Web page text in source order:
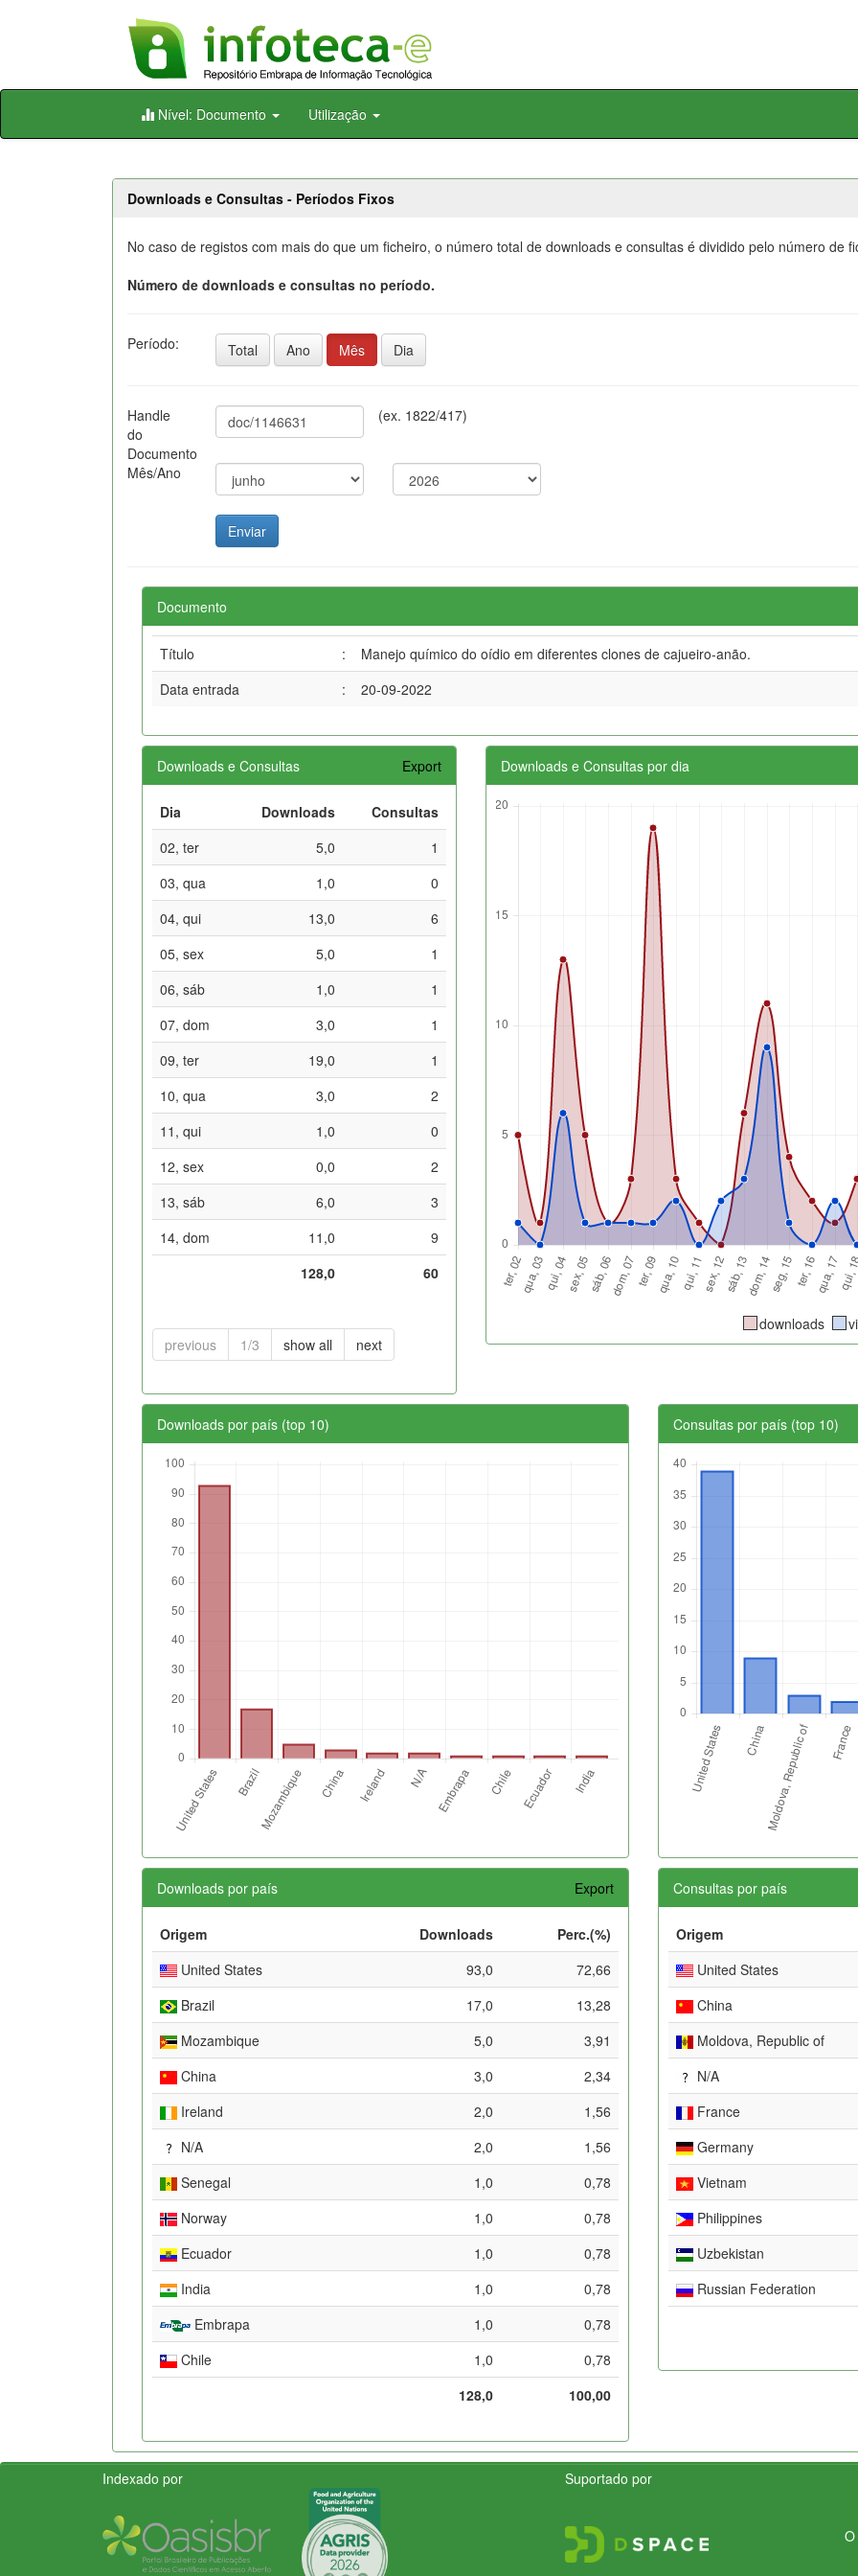
Skip
Nível: Documento Utilização
Downloads e Consultas - Períodos Fixos
No caso de registos com mais do que um ficheiro, o número total de downloads e consultas é dividido pelo número de
Número de downloads e consultas no período.
Período: Total Ano Mês Dia
Handle
do
Documento
(ex. 1822/417)
Mês/Ano
Documento
Título :
Manejo químico do oídio em diferentes clones de cajueiro-anão.
Data entrada
: 20-09-2022
Downloads e Consultas Export
Dia Downloads
Consultas
02, ter
5,0
1
03, qua
1,0
0
04, qui
13,0
6
05, sex
5,0
1
06, sáb
1,0
1
07, dom
3,0
1
09, ter
19,0
1
10, qua
3,0
2
11, qui
1,0
0
12, sex
0,0
2
13, sáb
6,0
3
14, dom
11,0
9
128,0
60
previous 1/3 show all next
Downloads e Consultas por dia
downloads
Downloads por país (top 10) Consultas por país (top 10)
Downloads por país Export
Origem Downloads
Perc.(%)
United States
93,0
72,66
Brazil
17,0
13,28
Mozambique
5,0
3,91
China
3,0
2,34
Ireland
2,0
1,56
N/A
2,0
1,56
Senegal
1,0
0,78
Norway
1,0
0,78
Ecuador
1,0
0,78
India
1,0
0,78
Embrapa
1,0
0,78
Chile
1,0
0,78
128,0
100,00
Consultas por país
Origem
United States
China
Moldova, Republic of
N/A
France
Germany
Vietnam
Philippines
Uzbekistan
Russian Federation
Indexado por Suportado por